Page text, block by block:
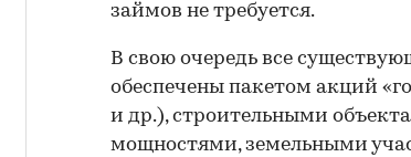
займов не требуется.
В свою очередь все
обеспечены пакетом акций
и др.), строительными
мощностями, земельными